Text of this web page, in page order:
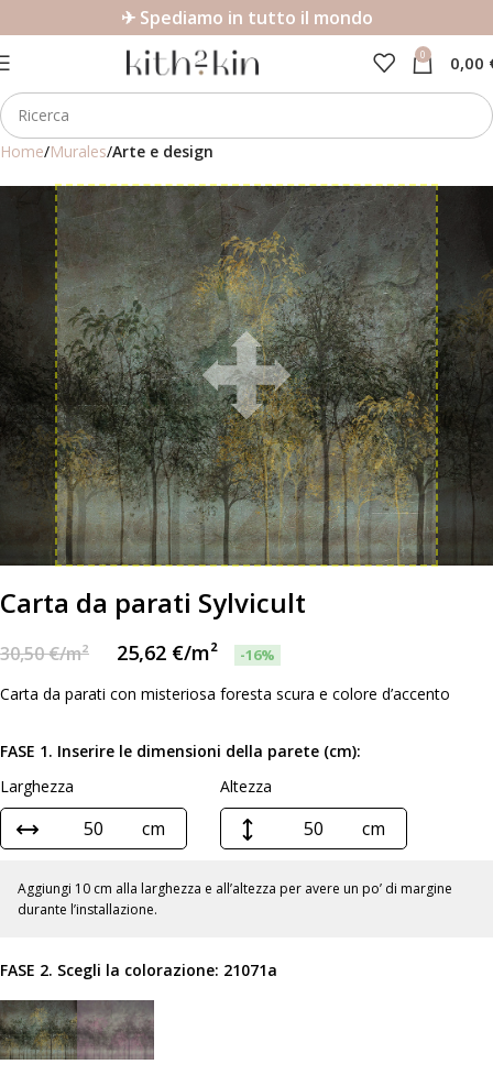
✈ Spediamo in tutto il mondo
0 0,00
Home Murales Arte e design
Carta da parati Sylvicult
30,50€/m² 25,62 €/m² -16%
Carta da parati con misteriosa foresta scura e colore d’accento
FASE 1. Inserire le dimensioni della parete (cm):
Larghezza
cm
Altezza
cm
Aggiungi 10 cm alla larghezza e all’altezza per avere un po’ di margine
durante l’installazione.
FASE 2. Scegli la colorazione: 21071a